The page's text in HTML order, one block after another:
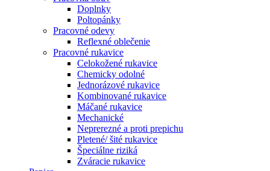
Doplnky
Poltopánky
Pracovné odevy
Reflexné oblečenie
Pracovné rukavice
Celokožené rukavice
Chemicky odolné
Jednorázové rukavice
Kombinované rukavice
Máčané rukavice
Mechanické
Neprerezné a proti prepichu
Pletené/ šité rukavice
Špeciálne riziká
Zváracie rukavice